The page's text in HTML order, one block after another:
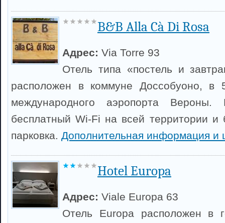
B&B Alla Cà Di Rosa
Адрес: Via Torre 93
Отель типа «постель и
расположен в коммуне Доссобуоно, в
международного аэропорта Вероны.
бесплатный Wi-Fi на всей территории и
парковка. Дополнительная информация и
Hotel Europa
Адрес: Viale Europa 63
Отель Europa расположен в